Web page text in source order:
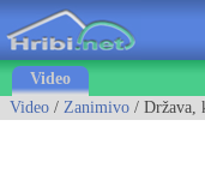
Video
Video / Zanimivo / Država,